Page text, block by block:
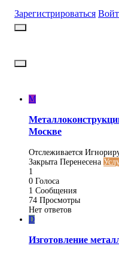
Зарегистрироваться
M
Москве
Отслеживается
Закрыта Перенесена
1
0 Голоса
1 Сообщения
74 Просмотры
Нет ответов
D
Изготовление